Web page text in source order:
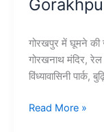
गोरखपुर में घूमने
गोरखनाथ मंदिर, रेल
विंध्यावासिनी पार्क,
10+
Read More »